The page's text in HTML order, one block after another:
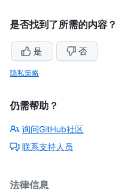
是否找到了所需的内容？
是 否
隐私策略
仍需帮助？
询问GitHub社区
联系支持人员
法律信息